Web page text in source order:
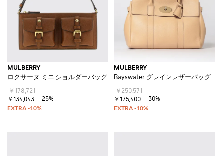
MULBERRY
ロクサーヌ ミニ ショルダーバッグ
￥178,721
￥134,043
-25%
MULBERRY
Bayswater グレインレザーバッグ
￥250,571
￥175,400
-30%